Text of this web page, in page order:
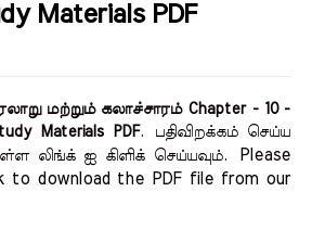
Materials PDF
மற்றும் கலாச்சாரம் Chapter - 10 -
Materials PDF. பதிவிறக்கம் செய்ய
லிங்க் ஐ கிளிக் செய்யவும்.
Please
to download the PDF file from our